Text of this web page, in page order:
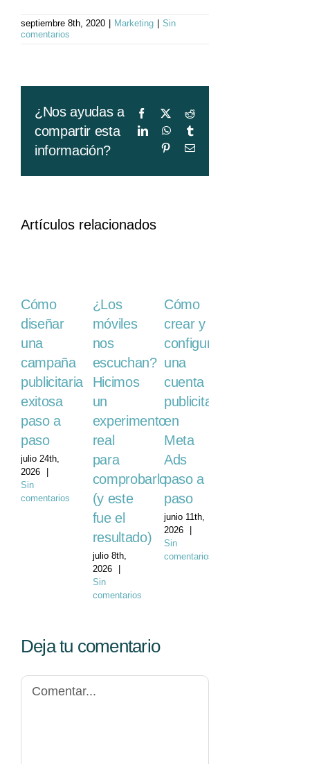
septiembre 8th, 2020 Marketing
Sin
comentarios
¿Nos ayudas a
compartir esta
información?
Facebook
X
Reddit
LinkedInWhatsApp
PinterestCorreo
Artículos relacionados
Cómo
diseñar
una
campaña
publicitaria
exitosa
paso a
paso
julio 24th,
2026
Sin
comentarios
¿Los
móviles
nos
escuchan?
Hicimos
un
experimento
real
para
comprobarlo
(y este
fue el
resultado)
julio 8th,
2026
Sin
comentarios
Cómo
crear y
configurar
una
cuenta
publicitaria
en
Meta
Ads
paso a
paso
junio 11th,
2026
Sin
comentarios
Deja tu comentario
Comentar